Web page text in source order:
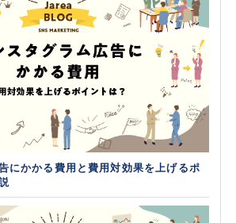
にかかる費用と費用対効果を上げるポ